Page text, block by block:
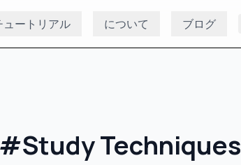
ュートリアル について ブログ
#Study Techniques